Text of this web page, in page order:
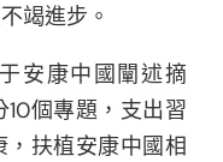
竭進步。
安康中國闡述摘
個專題，支出習
扶植安康中國相